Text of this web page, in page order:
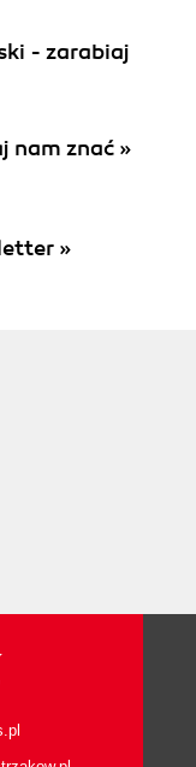
- zarabiaj
nam znać »
»